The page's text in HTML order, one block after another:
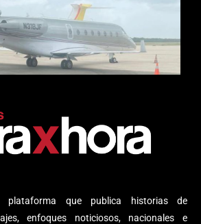
plataforma que publica historias de
enfoques noticiosos, nacionales e